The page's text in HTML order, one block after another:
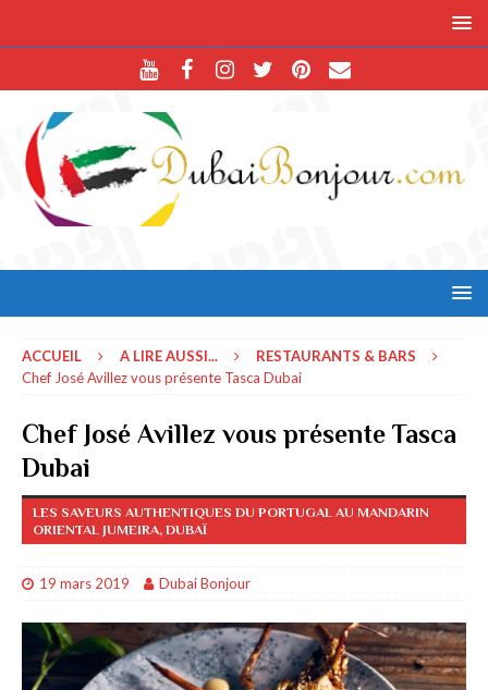
ACCUEIL A LIRE AUSSI...
RESTAURANTS & BARS
Chef José Avillez vous présente Tasca Dubai
Chef José Avillez vous présente Tasca
Dubai
LES SAVEURS AUTHENTIQUES DU PORTUGAL AU MANDARIN
ORIENTAL JUMEIRA, DUBAÏ
19 mars 2019 Dubai Bonjour